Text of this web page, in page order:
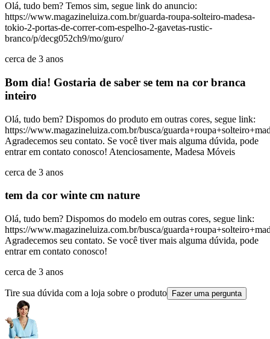
Olá, tudo bem? Temos sim, segue link do anuncio:
https://www.magazineluiza.com.br/guarda-roupa-solteiro-madesa-
tokio-2-portas-de-correr-com-espelho-2-gavetas-rustic-
branco/p/decg052ch9/mo/guro/
cerca de 3 anos
Bom dia! Gostaria de saber se tem na cor branca
inteiro
Olá, tudo bem? Dispomos do produto em outras cores, segue link:
https://www.magazineluiza.com.br/busca/
Agradecemos seu contato. Se você tiver mais alguma dúvida, pode
entrar em contato conosco! Atenciosamente, Madesa Móveis
cerca de 3 anos
tem da cor winte cm nature
Olá, tudo bem? Dispomos do modelo em outras cores, segue link:
https://www.magazineluiza.com.br/busca/
Agradecemos seu contato. Se você tiver mais alguma dúvida, pode
entrar em contato conosco!
cerca de 3 anos
Tire sua dúvida com a loja sobre o produto Fazer uma pergunta